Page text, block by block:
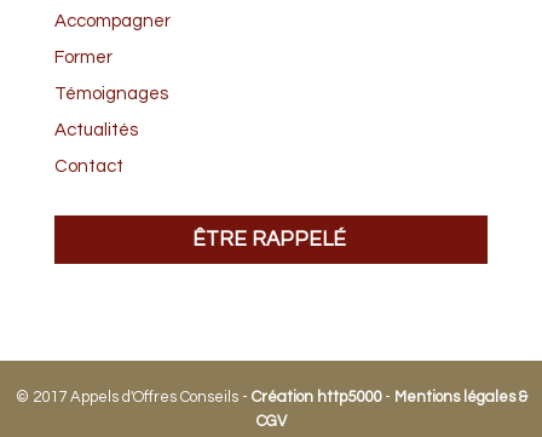
Accompagner
Former
Témoignages
Actualités
Contact
ÊTRE RAPPELÉ
© 2017 Appels d'Offres Conseils - Création http5000- Mentions légales &
CGV